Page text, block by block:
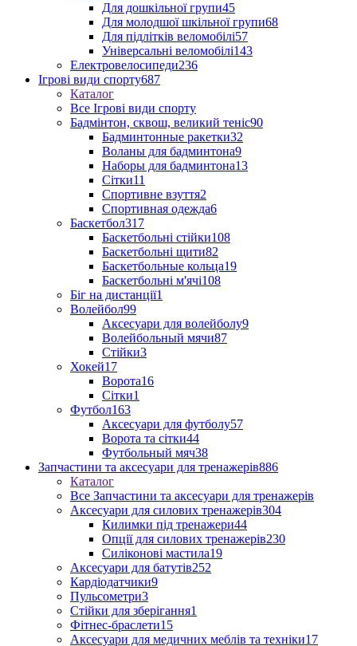
Для дошкільної групи45
Для молодшої шкільної групи68
Для підлітків веломобілі57
Універсальні веломобілі143
Електровелосипеди236
Ігрові види спорту687
Каталог
Все Ігрові види спорту
Бадмінтон, сквош, великий теніс90
Бадминтонные ракетки32
Воланы для бадминтона9
Наборы для бадминтона13
Сітки11
Спортивне взуття2
Спортивная одежда6
Баскетбол317
Баскетбольні стійки108
Баскетбольні щити82
Баскетбольные кольца19
Баскетбольні м'ячі108
Біг на дистанції1
Волейбол99
Аксесуари для волейболу9
Волейбольный мячи87
Стійки3
Хокей17
Ворота16
Сітки1
Футбол163
Аксесуари для футболу57
Ворота та сітки44
Футбольный мяч38
Запчастини та аксесуари для тренажерів886
Каталог
Все Запчастини та аксесуари для тренажерів
Аксесуари для силових тренажерів304
Килимки під тренажери44
Опції для силових тренажерів230
Силіконові мастила19
Аксесуари для батутів252
Кардіодатчики9
Пульсометри3
Стійки для зберігання1
Фітнес-браслети15
Аксесуари для медичних меблів та техніки17